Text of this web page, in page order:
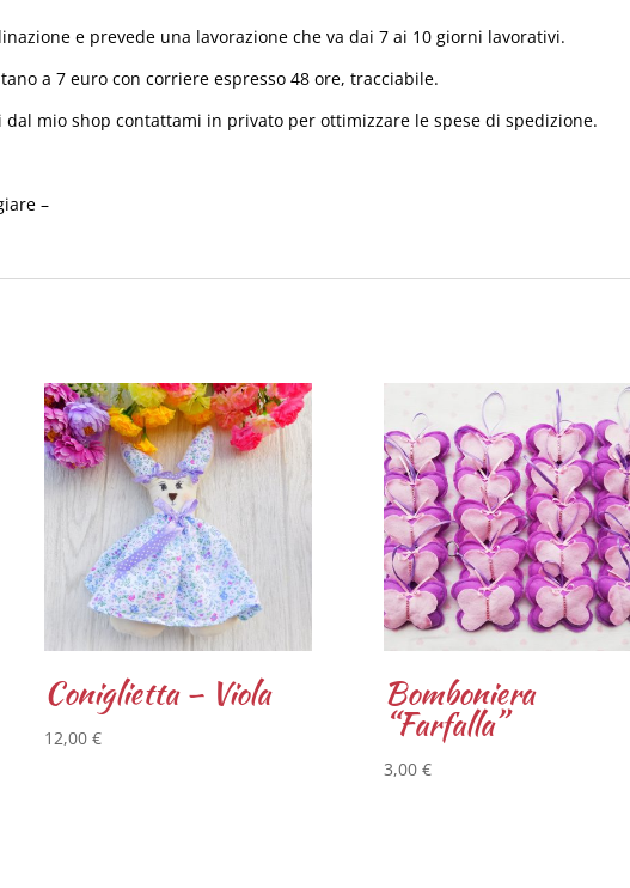
e prevede una lavorazione che va dai 7 ai 10 giorni lavorativi.
a 7 euro con corriere espresso 48 ore, tracciabile.
mio shop contattami in privato per ottimizzare le spese di spedizione.
–
Coniglietta – Viola
12,00 €
Bomboniera
“Farfalla”
3,00 €